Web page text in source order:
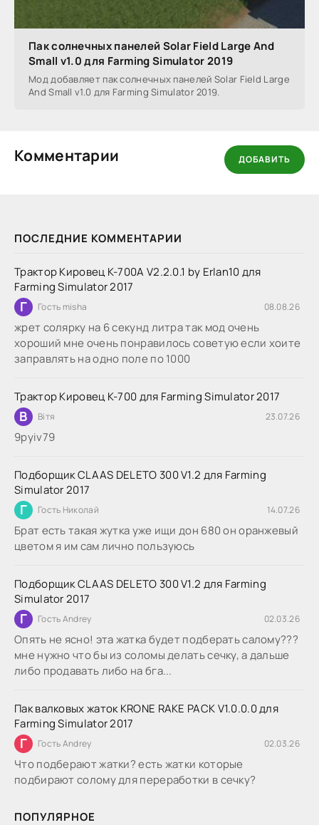
ПОСЛЕДНИЕ КОММЕНТАРИИ
Трактор Кировец К-700А V2.2.0.1 by Erlan10 для
Farming Simulator 2017
Г Гость misha 08.08.26
жрет солярку на 6 секунд литра так мод очень
хороший мне очень понравилось советую если хоите
заправлять на одно поле по 1000
Трактор Кировец К-700 для Farming Simulator 2017
В Вітя 23.07.26
9руіv79
Подборщик CLAAS DELETO 300 V1.2 для Farming
Simulator 2017
Г Гость Николай 14.07.26
Брат есть такая жутка уже ищи дон 680 он оранжевый
цветом я им сам лично пользуюсь
Подборщик CLAAS DELETO 300 V1.2 для Farming
Simulator 2017
Г Гость Andrey 02.03.26
Опять не ясно! эта жатка будет подберать салому???
мне нужно что бы из соломы делать сечку, а дальше
либо продавать либо на бга...
Пак валковых жаток KRONE RAKE PACK V1.0.0.0 для
Farming Simulator 2017
Г Гость Andrey 02.03.26
Что подберают жатки? есть жатки которые
подбирают солому для переработки в сечку?
Пак солнечных панелей Solar Field Large And
Small v1.0 для Farming Simulator 2019
Мод добавляет пак солнечных панелей Solar Field Large
And Small v1.0 для Farming Simulator 2019.
Комментарии ДОБАВИТЬ
ПОПУЛЯРНОЕ